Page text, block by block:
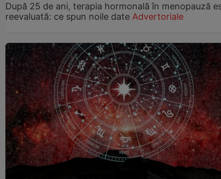
După 25 de ani, terapia hormonală în menopauză
reevaluată: ce spun noile date Advertoriale